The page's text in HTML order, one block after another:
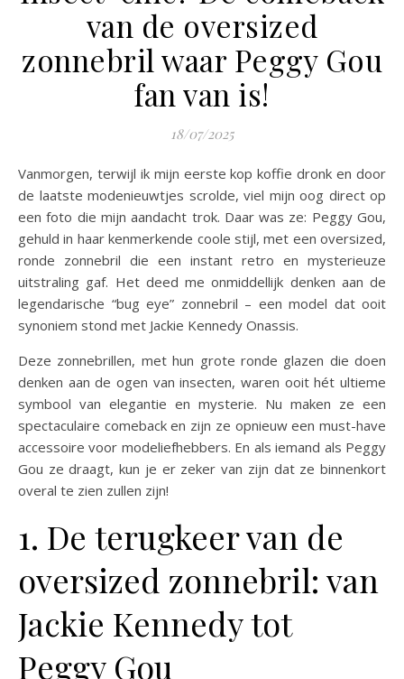
van de oversized
zonnebril waar Peggy Gou
fan van is!
18/07/2025
Vanmorgen, terwijl ik mijn eerste kop koffie dronk en door
de laatste modenieuwtjes scrolde, viel mijn oog direct op
een foto die mijn aandacht trok. Daar was ze: Peggy Gou,
gehuld in haar kenmerkende coole stijl, met een oversized,
ronde zonnebril die een instant retro en mysterieuze
uitstraling gaf. Het deed me onmiddellijk denken aan de
legendarische “bug eye” zonnebril – een model dat ooit
synoniem stond met Jackie Kennedy Onassis.
Deze zonnebrillen, met hun grote ronde glazen die doen
denken aan de ogen van insecten, waren ooit hét ultieme
symbool van elegantie en mysterie. Nu maken ze een
spectaculaire comeback en zijn ze opnieuw een must-have
accessoire voor modeliefhebbers. En als iemand als Peggy
Gou ze draagt, kun je er zeker van zijn dat ze binnenkort
overal te zien zullen zijn!
1. De terugkeer van de
oversized zonnebril: van
Jackie Kennedy tot
Peggy Gou